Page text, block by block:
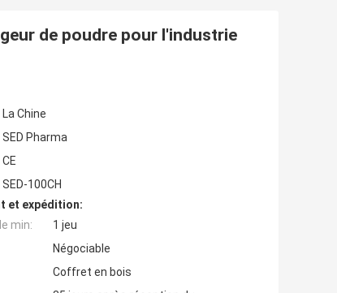
de poudre pour l'industrie
La Chine
SED Pharma
CE
SED-100CH
et expédition:
min:
1 jeu
Négociable
Coffret en bois